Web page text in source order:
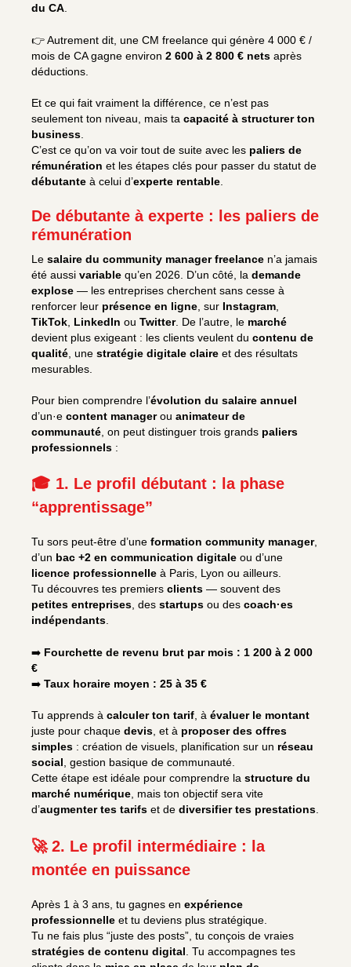
du CA.
👉 Autrement dit, une CM freelance qui génère 4 000 € /
mois de CA gagne environ 2 600 à 2 800 € nets après
déductions.
Et ce qui fait vraiment la différence, ce n’est pas
seulement ton niveau, mais ta capacité à structurer ton
business.
C’est ce qu’on va voir tout de suite avec les paliers de
rémunération et les étapes clés pour passer du statut de
débutante à celui d’experte rentable.
De débutante à experte : les paliers de
rémunération
Le salaire du community manager freelance n’a jamais
été aussi variable qu’en 2026. D’un côté, la demande
explose — les entreprises cherchent sans cesse à
renforcer leur présence en ligne , sur Instagram
TikTok LinkedIn ou Twitter. De l’autre, le marché
devient plus exigeant : les clients veulent du contenu de
qualité , une stratégie digitale claire et des résultats
mesurables.
Pour bien comprendre l’évolution du salaire annuel
d’un·e content managerou animateur de
communauté , on peut distinguer trois grands paliers
professionnels :
🎓 1. Le profil débutant : la phase
“apprentissage”
Tu sors peut-être d’une formation community manager,
d’un bac +2 en communication digitale ou d’une
licence professionnelle à Paris, Lyon ou ailleurs.
Tu découvres tes premiers clients — souvent des
petites entreprises, des startups ou des coach·es
indépendants.
➡️ Fourchette de revenu brut par mois : 1 200 à 2 000
€
➡️ Taux horaire moyen : 25 à 35 €
Tu apprends à calculer ton tarif, à évaluer le montant
juste pour chaque devis, et à proposer des offres
simples : création de visuels, planification sur un réseau
social , gestion basique de communauté.
Cette étape est idéale pour comprendre la structure du
marché numérique, mais ton objectif sera vite
d’augmenter tes tarifs et de diversifier tes prestations.
🚀 2. Le profil intermédiaire : la
montée en puissance
Après 1 à 3 ans, tu gagnes en expérience
professionnelle et tu deviens plus stratégique.
Tu ne fais plus “juste des posts”, tu conçois de vraies
stratégies de contenu digital . Tu accompagnes tes